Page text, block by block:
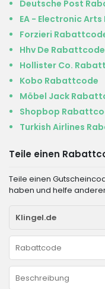
Deutsche Post
EA - Electronic
Forzieri
Hhv De Rabattcode
Hollister Co.
Kobo Rabattcode
Möbel Jack
Shopbop
Turkish Airlines
Teile einen
Teile einen
haben und helfe